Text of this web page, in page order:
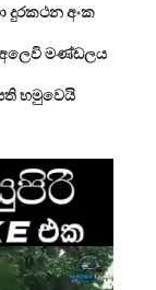
දුරකථන අංක
මණ්ඩලය
හමුවෙයි